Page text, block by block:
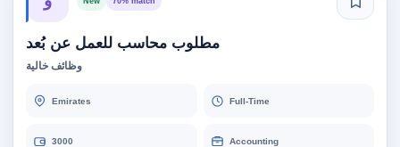
مطلوب محاسب للعمل عن بُعد
وظائف خالية
Emirates Full-Time
3000 Accounting